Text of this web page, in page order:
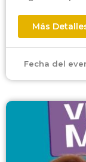
Más
Fecha del